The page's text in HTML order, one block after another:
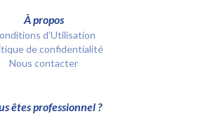
À propos
d’Utilisation
de confidentialité
Nous contacter
êtes professionnel ?